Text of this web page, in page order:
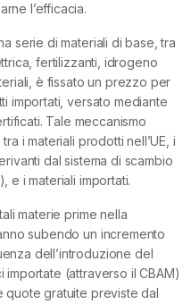
l’efficacia.
serie di materiali di base, tra
fertilizzanti, idrogeno
è fissato un prezzo per
importati, versato mediante
Tale meccanismo
i materiali prodotti nell’UE, i
dal sistema di scambio
e i materiali importati.
materie prime nella
subendo un incremento
dell’introduzione del
(attraverso il CBAM)
quote gratuite previste dal